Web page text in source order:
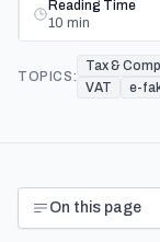
Reading Time
10 min
TOPICS:
Tax &
VAT
e-
On this page